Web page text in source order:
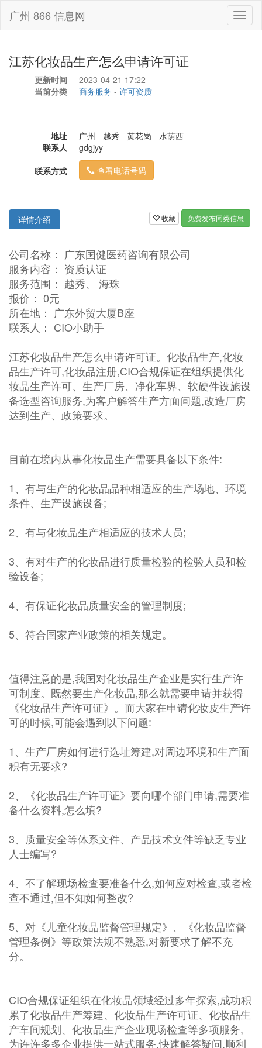
广州 866 信息网
江苏化妆品生产怎么申请许可证
更新时间
2023-04-21 17:22
当前分类
商务服务 - 许可资质
地址
广州 - 越秀 - 黄花岗 - 水荫西
联系人
gdgjyy
联系方式
查看电话号码
收藏 免费发布同类信息
详情介绍
公司名称： 广东国健医药咨询有限公司
服务内容： 资质认证
服务范围： 越秀、 海珠
报价： 0元
所在地： 广东外贸大厦B座
联系人： CIO小助手
江苏化妆品生产怎么申请许可证。化妆品生产,化妆
品生产许可,化妆品注册,CIO合规保证在组织提供化
妆品生产许可、生产厂房、净化车界、软硬件设施设
备选型咨询服务,为客户解答生产方面问题,改造厂房
达到生产、政策要求。
目前在境内从事化妆品生产需要具备以下条件:
1、有与生产的化妆品品种相适应的生产场地、环境
条件、生产设施设备;
2、有与化妆品生产相适应的技术人员;
3、有对生产的化妆品进行质量检验的检验人员和检
验设备;
4、有保证化妆品质量安全的管理制度;
5、符合国家产业政策的相关规定。
值得注意的是,我国对化妆品生产企业是实行生产许
可制度。既然要生产化妆品,那么就需要申请并获得
《化妆品生产许可证》。而大家在申请化妆皮生产许
可的时候,可能会遇到以下问题:
1、生产厂房如何进行选址筹建,对周边环境和生产面
积有无要求?
2、《化妆品生产许可证》要向哪个部门申请,需要准
备什么资料,怎么填?
3、质量安全等体系文件、产品技术文件等缺乏专业
人士编写?
4、不了解现场检查要准备什么,如何应对检查,或者检
查不通过,但不知如何整改?
5、对《儿童化妆品监督管理规定》、《化妆品监督
管理条例》等政策法规不熟悉,对新要求了解不充
分。
CIO合规保证组织在化妆品领域经过多年探索,成功积
累了化妆品生产筹建、化妆品生产许可证、化妆品生
产车间规划、化妆品生产企业现场检查等多项服务,
为许许多多企业提供一站式服务,快速解答疑问,顺利